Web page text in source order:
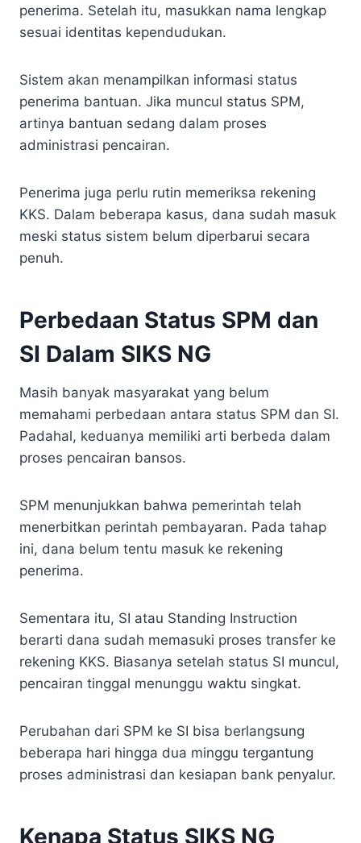
penerima. Setelah itu, masukkan nama lengkap
sesuai identitas kependudukan.
Sistem akan menampilkan informasi status
penerima bantuan. Jika muncul status SPM,
artinya bantuan sedang dalam proses
administrasi pencairan.
Penerima juga perlu rutin memeriksa rekening
KKS. Dalam beberapa kasus, dana sudah masuk
meski status sistem belum diperbarui secara
penuh.
Perbedaan Status SPM dan
SI Dalam SIKS NG
Masih banyak masyarakat yang belum
memahami perbedaan antara status SPM dan SI.
Padahal, keduanya memiliki arti berbeda dalam
proses pencairan bansos.
SPM menunjukkan bahwa pemerintah telah
menerbitkan perintah pembayaran. Pada tahap
ini, dana belum tentu masuk ke rekening
penerima.
Sementara itu, SI atau Standing Instruction
berarti dana sudah memasuki proses transfer ke
rekening KKS. Biasanya setelah status SI muncul,
pencairan tinggal menunggu waktu singkat.
Perubahan dari SPM ke SI bisa berlangsung
beberapa hari hingga dua minggu tergantung
proses administrasi dan kesiapan bank penyalur.
Kenapa Status SIKS NG